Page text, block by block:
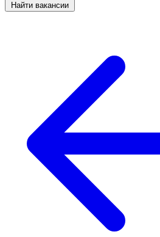
Найти вакансии